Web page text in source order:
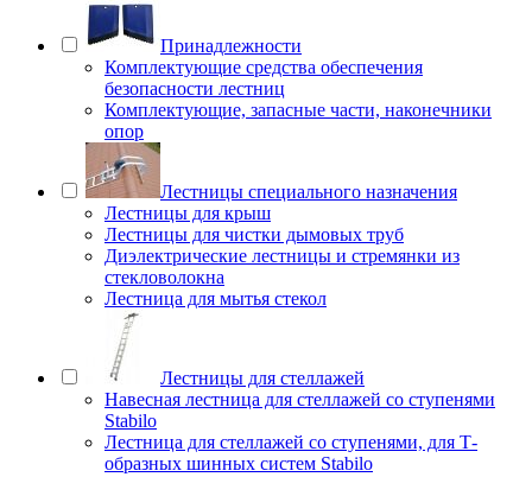
Принадлежности
Комплектующие средства обеспечения
безопасности лестниц
Комплектующие, запасные части, наконечники
опор
Лестницы специального назначения
Лестницы для крыш
Лестницы для чистки дымовых труб
Диэлектрические лестницы и стремянки из
стекловолокна
Лестница для мытья стекол
Лестницы для стеллажей
Навесная лестница для стеллажей со ступенями
Stabilo
Лестница для стеллажей со ступенями, для Т-
образных шинных систем Stabilo